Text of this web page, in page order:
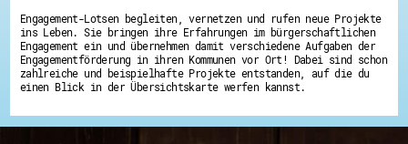
Engagement-Lotsen begleiten, vernetzen und rufen neue Projekte
ins Leben. Sie bringen ihre Erfahrungen im bürgerschaftlichen
Engagement ein und übernehmen damit verschiedene Aufgaben der
Engagementförderung in ihren Kommunen vor Ort! Dabei sind schon
zahlreiche und beispielhafte Projekte entstanden, auf die du
einen Blick in der Übersichtskarte werfen kannst.